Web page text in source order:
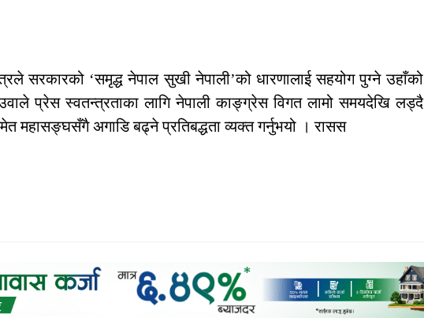
सरकारको ‘समृद्ध नेपाल सुखी नेपाली’को धारणालाई सहयोग पुग्ने उहाँको
प्रेस स्वतन्त्रताका लागि नेपाली काङ्ग्रेस विगत लामो समयदेखि लड्दै
महासङ्घसँगै अगाडि बढ्ने प्रतिबद्धता व्यक्त गर्नुभयो । रासस